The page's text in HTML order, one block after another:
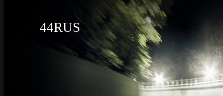
44RUS